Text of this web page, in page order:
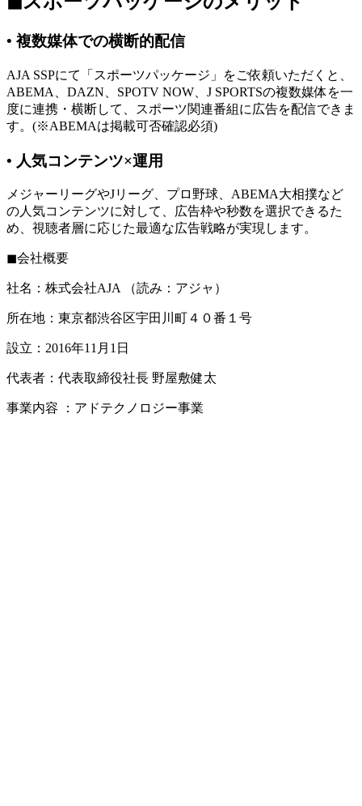
• 複数媒体での横断的配信
AJA SSPにて「スポーツパッケージ」をご依頼いただくと、
ABEMA、DAZN、SPOTV NOW、J SPORTSの複数媒体を一
度に連携・横断して、スポーツ関連番組に広告を配信できま
す。(※ABEMAは掲載可否確認必須)
• 人気コンテンツ×運用
メジャーリーグやJリーグ、プロ野球、ABEMA大相撲など
の人気コンテンツに対して、広告枠や秒数を選択できるた
め、視聴者層に応じた最適な広告戦略が実現します。
◼︎会社概要
社名：株式会社AJA （読み：アジャ）
所在地：東京都渋谷区宇田川町４０番１号
設立：2016年11月1日
代表者：代表取締役社長 野屋敷健太
事業内容 ：アドテクノロジー事業